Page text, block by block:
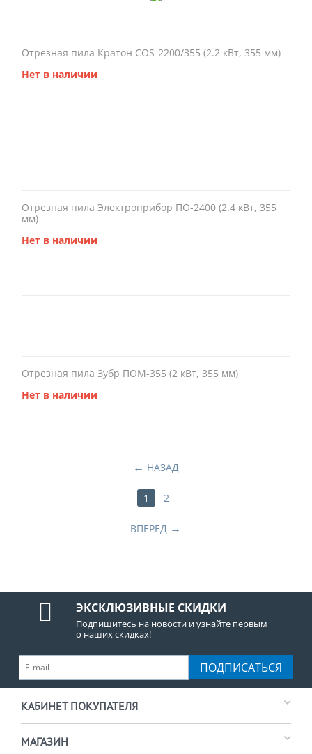
Отрезная пила Кратон COS-2200/355 (2.2 кВт, 355 мм)
Нет в наличии
Отрезная пила Электроприбор ПО-2400 (2.4 кВт, 355
мм)
Нет в наличии
Отрезная пила Зубр ПОМ-355 (2 кВт, 355 мм)
Нет в наличии
НАЗАД
1 2
ВПЕРЕД
ЭКСКЛЮЗИВНЫЕ СКИДКИ
Подпишитесь на новости и узнайте первым
о наших скидках!
ПОДПИСАТЬСЯ
КАБИНЕТ ПОКУПАТЕЛЯ
МАГАЗИН